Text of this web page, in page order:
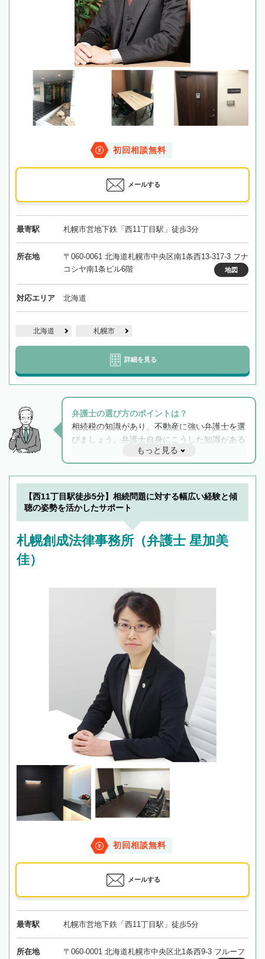
初回相談無料
メールする
最寄駅 札幌市営地下鉄「西11丁目駅」徒歩3分
所在地
〒060-0061 北海道札幌市中央区南1条西13-317-3 フナ
コシヤ南1条ビル6階
地図
対応エリア 北海道
北海道 札幌市
詳細を見る
弁護士の選び方のポイントは？
相続税の知識があり、不動産に強い弁護士を選
びましょう。弁護士自身にこうした知識がある
と他士業との連携もスムーズに進み、トラブル
解決のみならず相続をトータルで任せることが
できます。また、相続は感情がからむ分野なの
でフィーリングも重要です。実際に電話や面談
で複数の弁護士と会話をしてウマが合う方に依
もっと見る
【西11丁目駅徒歩5分】相続問題に対する幅広い経験と傾
聴の姿勢を活かしたサポート
札幌創成法律事務所（弁護士 星加美
佳）
初回相談無料
メールする
最寄駅 札幌市営地下鉄「西11丁目駅」徒歩5分
所在地
〒060-0001 北海道札幌市中央区北1条西9-3 フルーフ